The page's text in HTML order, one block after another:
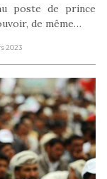
poste de prince
de même…
2023